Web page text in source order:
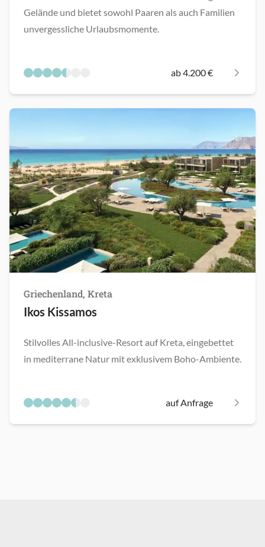
Gelände und bietet sowohl Paaren als auch Familien
unvergessliche Urlaubsmomente.
ab 4.200 €
Griechenland, Kreta
Ikos Kissamos
Stilvolles All-inclusive-Resort auf Kreta, eingebettet
in mediterrane Natur mit exklusivem Boho-Ambiente.
auf Anfrage